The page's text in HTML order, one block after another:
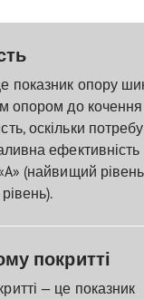
показник опору
опором до
оскільки
ефективність
(найвищий
покритті
— це показник